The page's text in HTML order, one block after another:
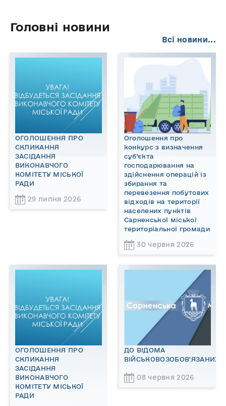
Головні новини
Всі новини...
ОГОЛОШЕННЯ ПРО
СКЛИКАННЯ
ЗАСІДАННЯ
ВИКОНАВЧОГО
КОМІТЕТУ МІСЬКОЇ
РАДИ
29 липня 2026
Оголошення про
конкурс з визначення
суб’єкта
господарювання на
здійснення операцій із
збирання та
перевезення побутових
відходів на території
населених пунктів
Сарненської міської
територіальної громади
30 червня 2026
ОГОЛОШЕННЯ ПРО
СКЛИКАННЯ
ЗАСІДАННЯ
ВИКОНАВЧОГО
КОМІТЕТУ МІСЬКОЇ
РАДИ
ДО ВІДОМА
ВІЙСЬКОВОЗОБОВ'ЯЗАНИХ!
08 червня 2026